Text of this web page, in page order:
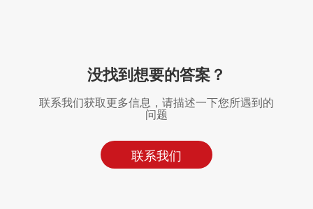
没找到想要的答案？
联系我们获取更多信息，请描述一下您所遇到的
问题
联系我们